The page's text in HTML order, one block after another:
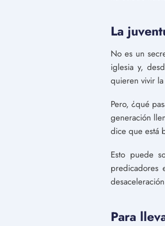
La
No es un
iglesia y,
quieren vivir
Pero, ¿qué
generación
dice que está
Esto puede
predicadores
Para